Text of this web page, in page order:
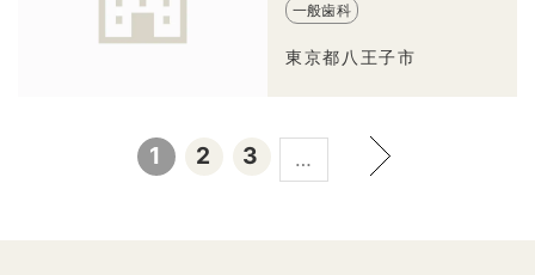
一般歯科
東京都八王子市
1 2 3 …